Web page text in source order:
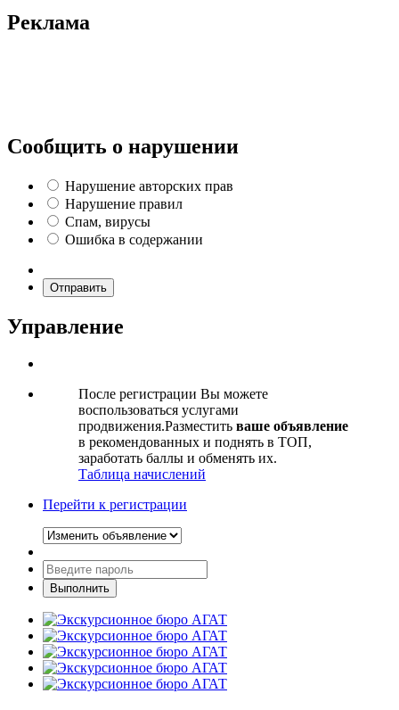
Реклама
Сообщить о нарушении
Нарушение авторских прав
Нарушение правил
Спам, вирусы
Ошибка в содержании
Отправить
Управление
После регистрации Вы можете
воспользоваться услугами
продвижения.Разместить ваше объявление
в рекомендованных и поднять в ТОП,
заработать баллы и обменять их.
Таблица начислений
Перейти к регистрации